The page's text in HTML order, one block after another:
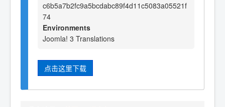
c6b5a7b2fc9a5bcdabc89f4d11c5083a05521f
74
Environments
Joomla! 3 Translations
点击这里下载